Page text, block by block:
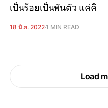
เป็นร้อยเป็นพันตัว แค่คิ
18 มิ.ย. 20221 MIN READ
Load